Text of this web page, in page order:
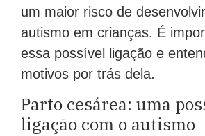
um maior risco de
autismo em crianças. É
essa possível ligação e
motivos por trás dela.
Parto cesárea: uma
ligação com o autismo